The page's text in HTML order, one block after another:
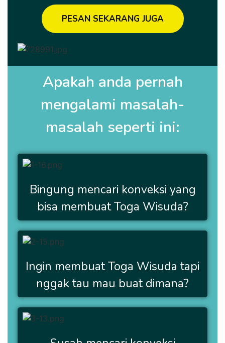
PESAN SEKARANG JUGA
Apakah anda pernah
mengalami masalah-
masalah seperti ini:
Bingung mencari konveksi yang
bisa membuat Toga Wisuda?
Ingin membuat Toga Wisuda tapi
nggak tau mau buat dimana?